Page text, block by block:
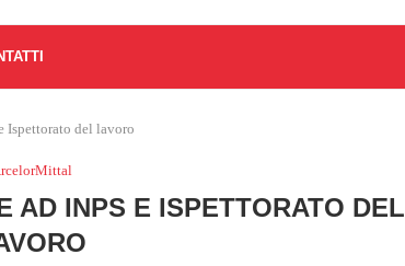
Ispettorato del lavoro
AD INPS E ISPETTORATO DEL